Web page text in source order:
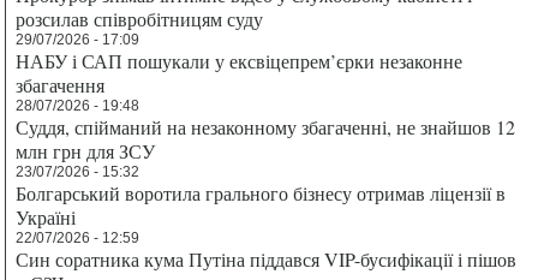
розсилав співробітницям суду
29/07/2026 - 17:09
НАБУ і САП пошукали у ексвіцепрем’єрки незаконне
збагачення
28/07/2026 - 19:48
Суддя, спійманий на незаконному збагаченні, не знайшов 12
млн грн для ЗСУ
23/07/2026 - 15:32
Болгарський воротила грального бізнесу отримав ліцензії в
Україні
22/07/2026 - 12:59
Син соратника кума Путіна піддався VIP-бусифікації і пішов